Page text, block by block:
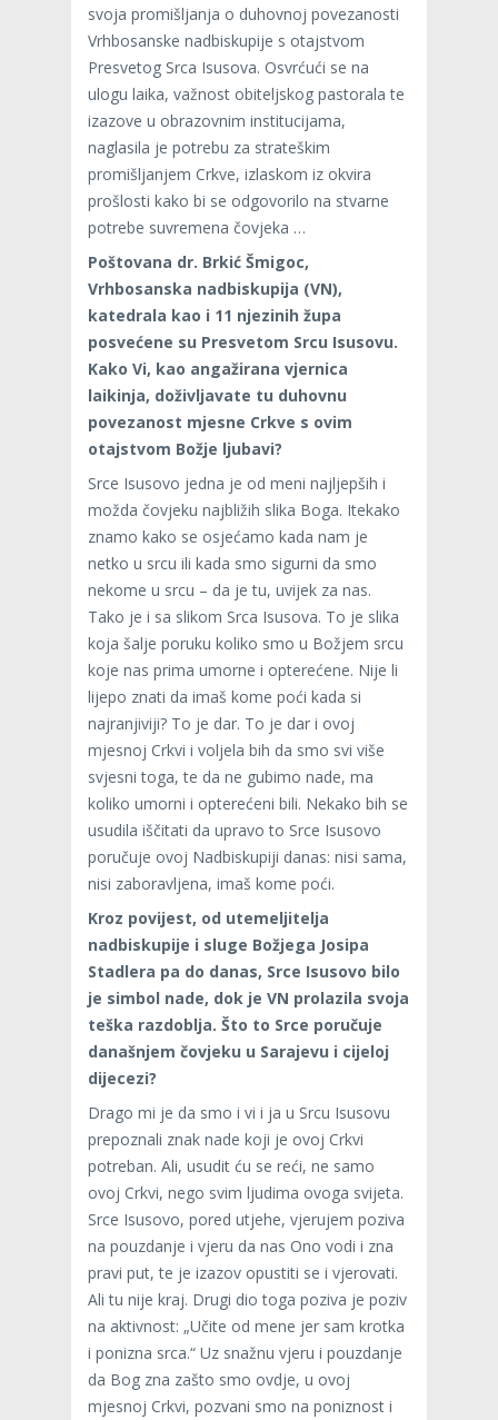
svoja promišljanja o duhovnoj povezanosti
Vrhbosanske nadbiskupije s otajstvom
Presvetog Srca Isusova. Osvrćući se na
ulogu laika, važnost obiteljskog pastorala te
izazove u obrazovnim institucijama,
naglasila je potrebu za strateškim
promišljanjem Crkve, izlaskom iz okvira
prošlosti kako bi se odgovorilo na stvarne
potrebe suvremena čovjeka …
Poštovana dr. Brkić Šmigoc,
Vrhbosanska nadbiskupija (VN),
katedrala kao i 11 njezinih župa
posvećene su Presvetom Srcu Isusovu.
Kako Vi, kao angažirana vjernica
laikinja, doživljavate tu duhovnu
povezanost mjesne Crkve s ovim
otajstvom Božje ljubavi?
Srce Isusovo jedna je od meni najljepših i
možda čovjeku najbližih slika Boga. Itekako
znamo kako se osjećamo kada nam je
netko u srcu ili kada smo sigurni da smo
nekome u srcu – da je tu, uvijek za nas.
Tako je i sa slikom Srca Isusova. To je slika
koja šalje poruku koliko smo u Božjem srcu
koje nas prima umorne i opterećene. Nije li
lijepo znati da imaš kome poći kada si
najranjiviji? To je dar. To je dar i ovoj
mjesnoj Crkvi i voljela bih da smo svi više
svjesni toga, te da ne gubimo nade, ma
koliko umorni i opterećeni bili. Nekako bih se
usudila iščitati da upravo to Srce Isusovo
poručuje ovoj Nadbiskupiji danas: nisi sama,
nisi zaboravljena, imaš kome poći.
Kroz povijest, od utemeljitelja
nadbiskupije i sluge Božjega Josipa
Stadlera pa do danas, Srce Isusovo bilo
je simbol nade, dok je VN prolazila svoja
teška razdoblja. Što to Srce poručuje
današnjem čovjeku u Sarajevu i cijeloj
dijecezi?
Drago mi je da smo i vi i ja u Srcu Isusovu
prepoznali znak nade koji je ovoj Crkvi
potreban. Ali, usudit ću se reći, ne samo
ovoj Crkvi, nego svim ljudima ovoga svijeta.
Srce Isusovo, pored utjehe, vjerujem poziva
na pouzdanje i vjeru da nas Ono vodi i zna
pravi put, te je izazov opustiti se i vjerovati.
Ali tu nije kraj. Drugi dio toga poziva je poziv
na aktivnost: „Učite od mene jer sam krotka
i ponizna srca.“ Uz snažnu vjeru i pouzdanje
da Bog zna zašto smo ovdje, u ovoj
mjesnoj Crkvi, pozvani smo na poniznost i